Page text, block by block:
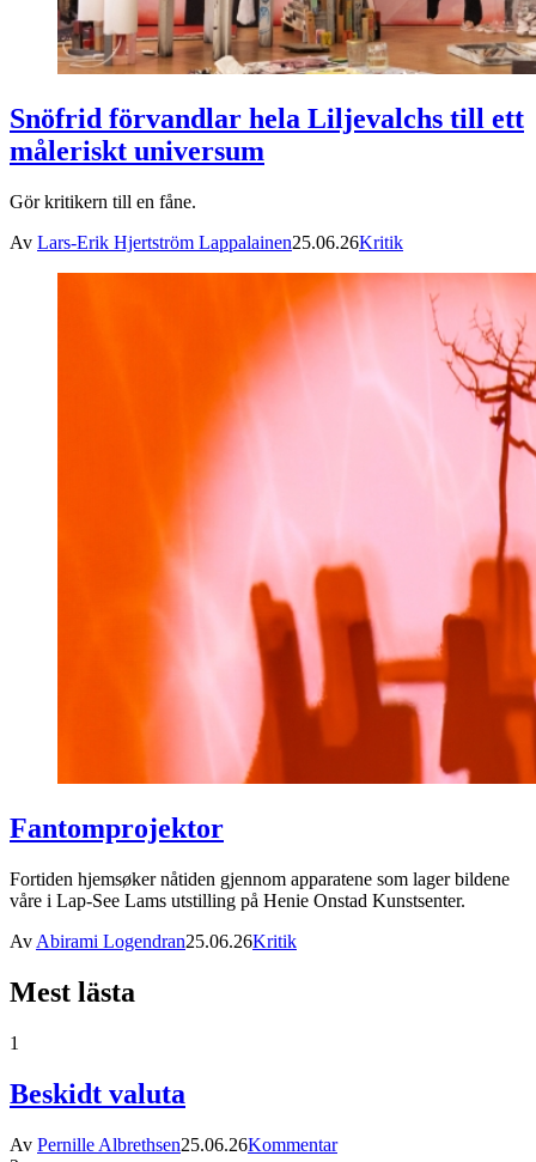
Snöfrid förvandlar hela Liljevalchs till ett
måleriskt universum
Gör kritikern till en fåne.
Av Lars-Erik Hjertström Lappalainen25.06.26Kritik
Fantomprojektor
Fortiden hjemsøker nåtiden gjennom apparatene som lager bildene
våre i Lap-See Lams utstilling på Henie Onstad Kunstsenter.
Av Abirami Logendran25.06.26Kritik
Mest lästa
1
Beskidt valuta
Av Pernille Albrethsen25.06.26Kommentar